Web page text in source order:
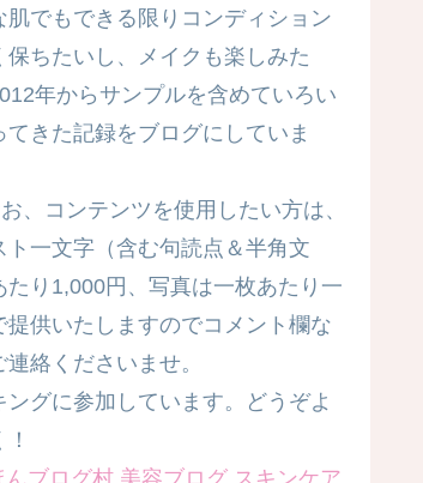
肌でもできる限りコンディション
保ちたいし、メイクも楽しみた
年からサンプルを含めていろい
てきた記録をブログにしていま
、コンテンツを使用したい方は、
ト一文字（含む句読点＆半角文
たり1,000円、写真は一枚あたり一
提供いたしますのでコメント欄な
連絡くださいませ。
ングに参加しています。どうぞよ